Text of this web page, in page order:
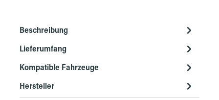
Beschreibung
Lieferumfang
Kompatible Fahrzeuge
Hersteller